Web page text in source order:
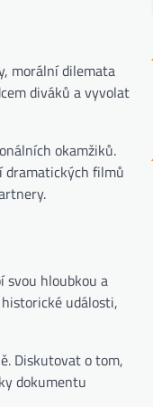
morální dilemata
diváků a vyvolat
okamžiků.
dramatických filmů
svou hloubkou a
události,
Diskutovat o tom,
dokumentu